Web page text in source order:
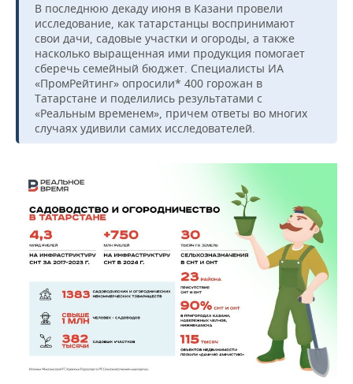
В последнюю декаду июня в Казани провели
исследование, как татарстанцы воспринимают
свои дачи, садовые участки и огороды, а также
насколько выращенная ими продукция помогает
сберечь семейный бюджет. Специалисты ИА
«ПромРейтинг» опросили* 400 горожан в
Татарстане и поделились результатами с
«Реальным временем», причем ответы во многих
случаях удивили самих исследователей.